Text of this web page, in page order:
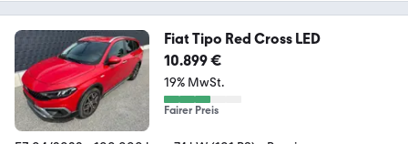
Fiat Tipo Red Cross LED
10.899 €
19% MwSt.
Fairer Preis